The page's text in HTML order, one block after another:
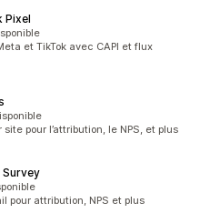
Pixel
et TikTok avec CAPI et flux
pour l’attribution, le NPS, et plus
Survey
pour attribution, NPS et plus